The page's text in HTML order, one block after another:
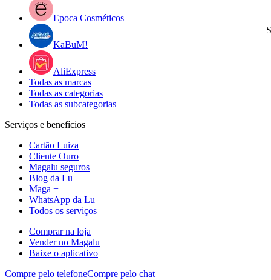
Epoca Cosméticos
KaBuM!
AliExpress
Todas as marcas
Todas as categorias
Todas as subcategorias
Serviços e benefícios
Cartão Luiza
Cliente Ouro
Magalu seguros
Blog da Lu
Maga +
WhatsApp da Lu
Todos os serviços
Comprar na loja
Vender no Magalu
Baixe o aplicativo
Compre pelo telefoneCompre pelo chat